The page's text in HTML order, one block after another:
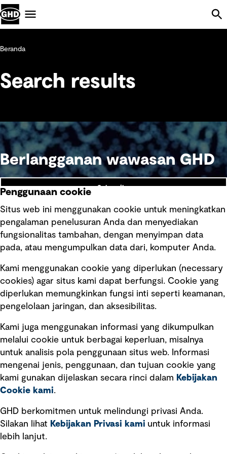
Beranda
Search results
Berlangganan wawasan GHD
Subscribe
Ikuti kami
Tautan cepat
Ketentuan Penggunaan
Kebijakan privasi
Pemberitahuan hukum
Pernyataan kebijakan
Pengumuman tentang penipuan
Penggunaan cookie
Situs web ini menggunakan cookie untuk meningkatkan
pengalaman penelusuran Anda dan menyediakan
fungsionalitas tambahan, dengan menyimpan data
pada, atau mengumpulkan data dari, komputer Anda.
Kami menggunakan cookie yang diperlukan (necessary
cookies) agar situs kami dapat berfungsi. Cookie yang
diperlukan memungkinkan fungsi inti seperti keamanan,
pengelolaan jaringan, dan aksesibilitas.
Kami juga menggunakan informasi yang dikumpulkan
melalui cookie untuk berbagai keperluan, misalnya
untuk analisis pola penggunaan situs web. Informasi
mengenai jenis, penggunaan, dan tujuan cookie yang
kami gunakan dijelaskan secara rinci dalam Kebijakan
Cookie kami.
GHD berkomitmen untuk melindungi privasi Anda.
Silakan lihat Kebijakan Privasi kami untuk informasi
lebih lanjut.